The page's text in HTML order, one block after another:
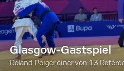
Glasgow-Gastspiel
Roland Poiger einer von 13